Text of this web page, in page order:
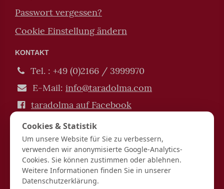
Passwort vergessen?
Cookie Einstellung ändern
KONTAKT
Tel. : +49 (0)2166 / 3999970
E-Mail: info@taradolma.com
taradolma auf Facebook
Impressum / Datenschutz
Verträge hier kündigen / widerrufen
Hinduismus | Buddhismus | Tarot | Spiritualität |
Esoterik | Lebensberatung
Spirit Guide UG (haftungsbeschränkt) Josefstraße 11
36039 Fulda Finanzamt Fulda DE337914900
Cookies & Statistik
Um unsere Website für Sie zu verbessern,
verwenden wir anonymisierte Google-Analytics-
Cookies. Sie können zustimmen oder ablehnen.
Weitere Informationen finden Sie in unserer
Datenschutzerklärung.